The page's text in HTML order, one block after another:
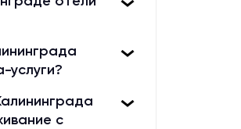
услуги?
с